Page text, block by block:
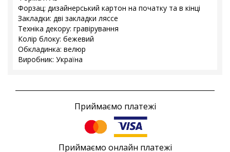
Форзац: дизайнерський картон на початку та в кінці
Закладки: дві закладки ляссе
Техніка декору: гравірування
Колір блоку: бежевий
Обкладинка: велюр
Виробник: Україна
Приймаємо платежі
Приймаємо онлайн платежі